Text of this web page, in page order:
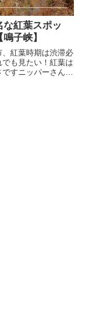
な紅葉スポッ
鳴子峡】
、紅葉時期は渋滞必
も見たい！紅葉は
すニッパーさん毎
夏にかけて緑が...